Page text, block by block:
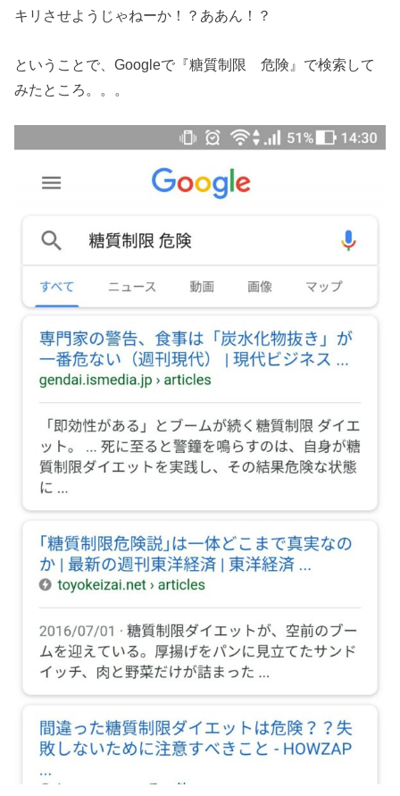
キリさせようじゃねーか！？ああん！？
ということで、Googleで『糖質制限 危険』で検索して
みたところ。。。